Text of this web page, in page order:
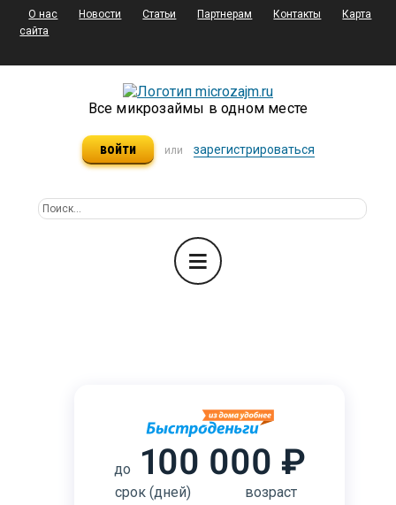
О нас Новости Статьи Партнерам Контакты
Карта
сайта
Все микрозаймы в одном месте
войти или зарегистрироваться
до 100 000 ₽
срок (дней) возраст